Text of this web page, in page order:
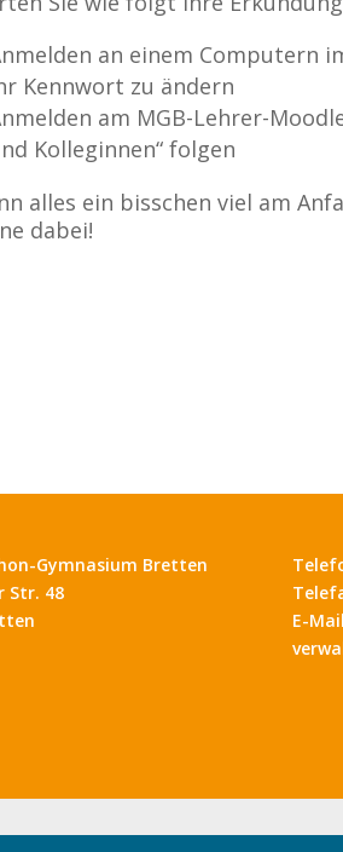
an einem Computern
Kennwort zu ändern
am MGB-Lehrer-
Kolleginnen“ folgen
alles ein bisschen viel am
dabei!
Gymnasium Bretten
Str. 48
E-